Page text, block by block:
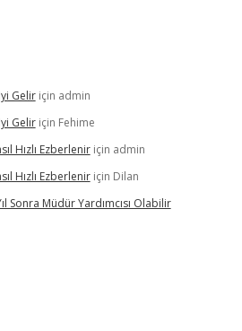
Geliriçin admin
Geliriçin Fehime
Hızlı Ezberleniriçin admin
Hızlı Ezberleniriçin Dilan
Sonra Müdür Yardımcısı Olabilir